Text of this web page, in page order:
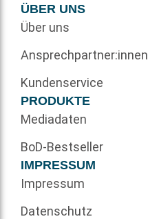
ÜBER UNS
Über uns
Ansprechpartner:innen
Kundenservice
PRODUKTE
Mediadaten
BoD-Bestseller
IMPRESSUM
Impressum
Datenschutz